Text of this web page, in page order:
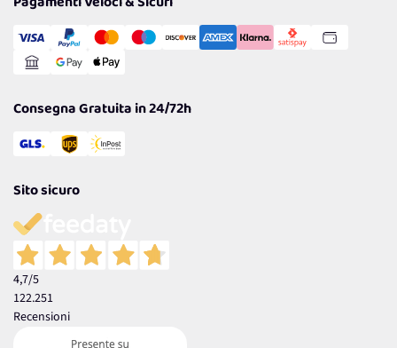
Gestisci Cookie
Reso Facile e Veloce
Consegna Gratuita in 24/72h
Sito sicuro
4,7/5
122.251
Recensioni